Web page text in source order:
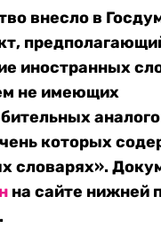
внесло в
иностранных
не имеющих
которых
словарях».
на сайте нижней